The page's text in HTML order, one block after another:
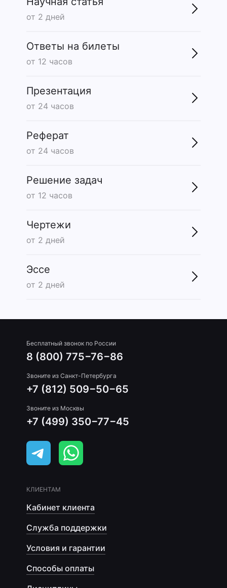
от 2 дней
Ответы на билеты
от 12 часов
Презентация
от 24 часов
Реферат
от 24 часов
Решение задач
от 12 часов
Чертежи
от 2 дней
Эссе
от 2 дней
Бесплатный звонок по России
8 (800) 775−76−86
Звоните из Санкт-Петербурга
+7 (812) 509−50−65
Звоните из Москвы
+7 (499) 350−77−45
КЛИЕНТАМ
Кабинет клиента
Служба поддержки
Условия и гарантии
Способы оплаты